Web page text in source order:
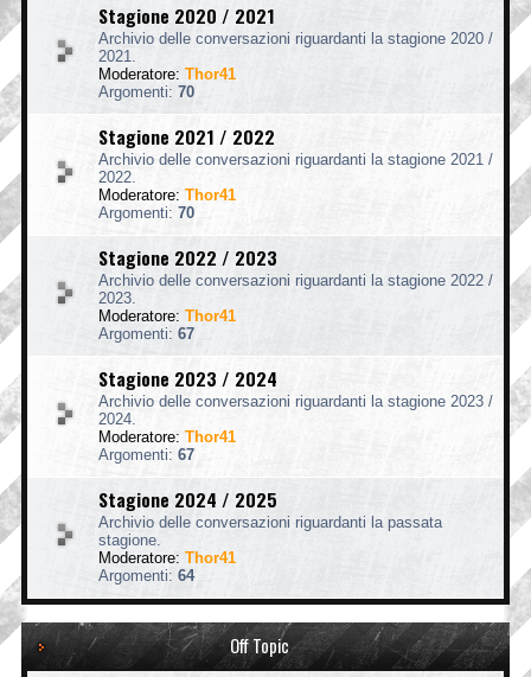
Stagione 2020 / 2021
Archivio delle conversazioni riguardanti la stagione 2020 /
2021.
Moderatore: Thor41
Argomenti: 70
Stagione 2021 / 2022
Archivio delle conversazioni riguardanti la stagione 2021 /
2022.
Moderatore: Thor41
Argomenti: 70
Stagione 2022 / 2023
Archivio delle conversazioni riguardanti la stagione 2022 /
2023.
Moderatore: Thor41
Argomenti: 67
Stagione 2023 / 2024
Archivio delle conversazioni riguardanti la stagione 2023 /
2024.
Moderatore: Thor41
Argomenti: 67
Stagione 2024 / 2025
Archivio delle conversazioni riguardanti la passata
stagione.
Moderatore: Thor41
Argomenti: 64
Off Topic